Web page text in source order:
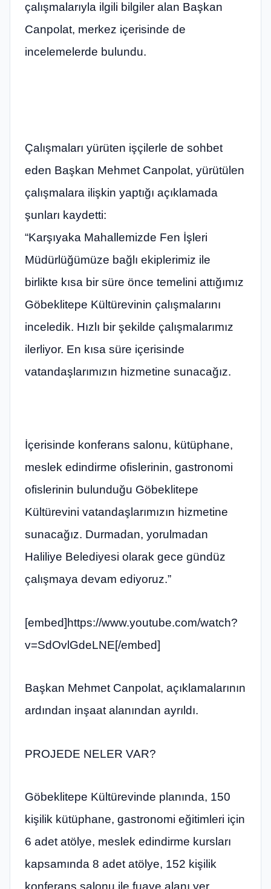
çalışmalarıyla ilgili bilgiler alan Başkan
Canpolat, merkez içerisinde de
incelemelerde bulundu.
Çalışmaları yürüten işçilerle de sohbet
eden Başkan Mehmet Canpolat, yürütülen
çalışmalara ilişkin yaptığı açıklamada
şunları kaydetti:
“Karşıyaka Mahallemizde Fen İşleri
Müdürlüğümüze bağlı ekiplerimiz ile
birlikte kısa bir süre önce temelini attığımız
Göbeklitepe Kültürevinin çalışmalarını
inceledik. Hızlı bir şekilde çalışmalarımız
ilerliyor. En kısa süre içerisinde
vatandaşlarımızın hizmetine sunacağız.
İçerisinde konferans salonu, kütüphane,
meslek edindirme ofislerinin, gastronomi
ofislerinin bulunduğu Göbeklitepe
Kültürevini vatandaşlarımızın hizmetine
sunacağız. Durmadan, yorulmadan
Haliliye Belediyesi olarak gece gündüz
çalışmaya devam ediyoruz.”
[embed]https://www.youtube.com/watch?
v=SdOvlGdeLNE[/embed]
Başkan Mehmet Canpolat, açıklamalarının
ardından inşaat alanından ayrıldı.
PROJEDE NELER VAR?
Göbeklitepe Kültürevinde planında, 150
kişilik kütüphane, gastronomi eğitimleri için
6 adet atölye, meslek edindirme kursları
kapsamında 8 adet atölye, 152 kişilik